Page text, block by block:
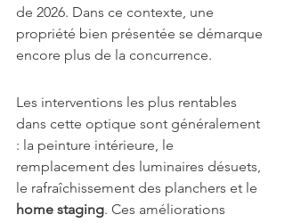
de 2026. Dans ce contexte, une
propriété bien présentée se démarque
encore plus de la concurrence.
Les interventions les plus rentables
dans cette optique sont généralement
: la peinture intérieure, le
remplacement des luminaires désuets,
le rafraîchissement des planchers et le
home staging. Ces améliorations